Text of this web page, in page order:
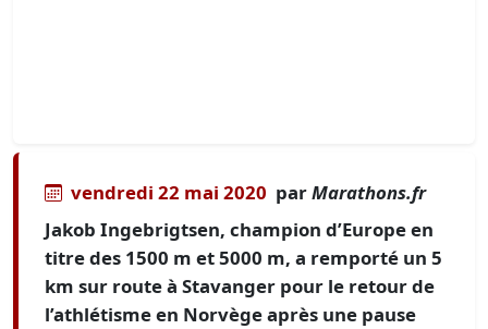
vendredi 22 mai 2020 parMarathons.fr
Jakob Ingebrigtsen, champion d’Europe en
titre des 1500 m et 5000 m, a remporté un 5
km sur route à Stavanger pour le retour de
l’athlétisme en Norvège après une pause